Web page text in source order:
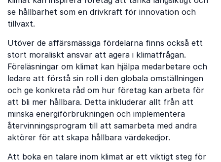
se hållbarhet som en drivkraft för innovation och
tillväxt.
Utöver de affärsmässiga fördelarna finns också ett
stort moraliskt ansvar att agera i klimatfrågan.
Föreläsningar om klimat kan hjälpa medarbetare och
ledare att förstå sin roll i den globala omställningen
och ge konkreta råd om hur företag kan arbeta för
att bli mer hållbara. Detta inkluderar allt från att
minska energiförbrukningen och implementera
återvinningsprogram till att samarbeta med andra
aktörer för att skapa hållbara värdekedjor.
Att boka en talare inom klimat är ett viktigt steg för